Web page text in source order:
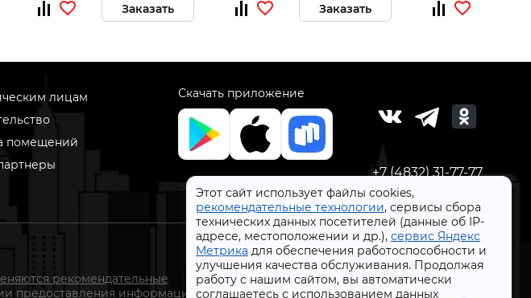
Этот сайт использует файлы cookies,
рекомендательные технологии, сервисы сбора
технических данных посетителей (данные об IP-
адресе, местоположении и др.), сервис Яндекс
Метрика для обеспечения работоспособности и
улучшения качества обслуживания. Продолжая
работу с нашим сайтом, вы автоматически
соглашаетесь с использованием данных
Заказать Заказать
лицам
помещений
Скачать приложение
+7 (4832) 31-77-77
рекомендательные
предоставления информации
СтройлоН 1998-2026 г.